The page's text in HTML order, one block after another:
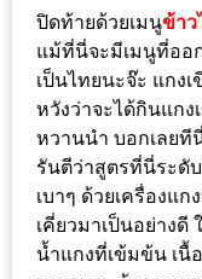
ที่
1
พา
เพื่อน
มา
ม่วน
กั๋น
ปิดท้ายด้วยเมนูข้าว
แม้ที่นี่จะมีเมนูที่ออ
เป็นไทยนะจ๊ะ แกง
หวังว่าจะได้กินแก
หวานนำ บอกเลยที
รันตีว่าสูตรที่นี่ระดั
เบาๆ ด้วยเครื่องแ
เคี่ยวมาเป็นอย่างดี
น้ำแกงที่เข้มข้น เ